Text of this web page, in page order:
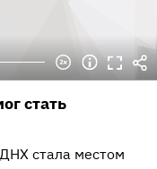
стать
стала местом